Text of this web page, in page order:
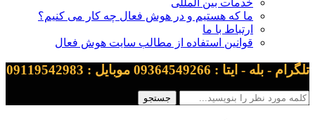
ما که هستیم و در هوش فعال چه کار می کنیم؟
ارتباط با ما
قوانین استفاده از مطالب سایت هوش فعال
تلگرام - بله - ایتا : 09364549266 موبایل : 09119542983